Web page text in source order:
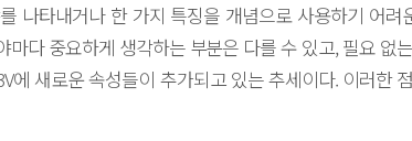
나타내거나 한 가지 특징을 개념으로 사용하기 어려
다 중요하게 생각하는 부분은 다를 수 있고, 필요 없
에 새로운 속성들이 추가되고 있는 추세이다. 이러한